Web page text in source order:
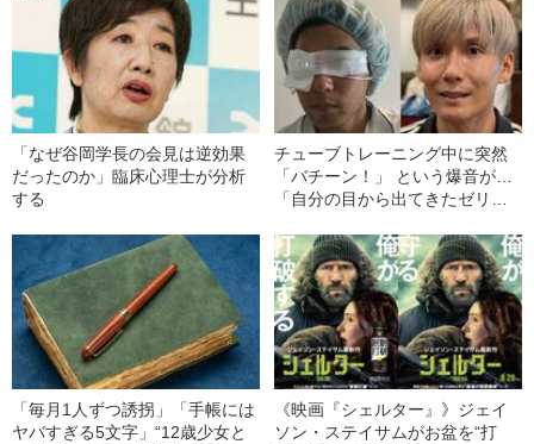
「なぜ谷岡学長の会見は逆効果
だったのか」臨床心理士が分析
する
チューブトレーニング中に突然
「バチーン！」 という爆音が…
「自分の目から出てきたゼリー
いました」柿谷や宇佐美ともプ
レーした“サッカー選手”が視覚障
害を負った“恐怖の瞬間”を明かす
「毎月1人ずつ誘拐」「手帳には
ヤバすぎる5文字」“12歳少女と
《映画『シェルター』》ジェイ
ソン・ステイサムがお盆を“打